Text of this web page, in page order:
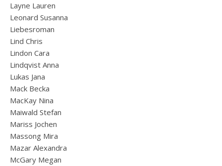
Layne Lauren
Leonard Susanna
Liebesroman
Lind Chris
Lindon Cara
Lindqvist Anna
Lukas Jana
Mack Becka
MacKay Nina
Maiwald Stefan
Mariss Jochen
Massong Mira
Mazar Alexandra
McGary Megan